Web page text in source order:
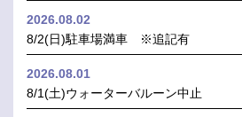
2026.08.02
8/2(日)駐車場満車 ※追記有
2026.08.01
8/1(土)ウォーターバルーン中止